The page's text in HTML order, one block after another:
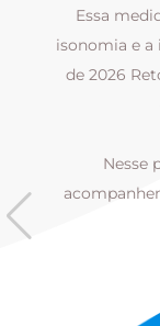
Essa
isonomia e a
de 2026
Nesse